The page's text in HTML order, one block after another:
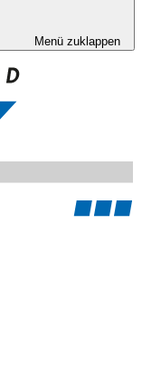
Menü zuklappen